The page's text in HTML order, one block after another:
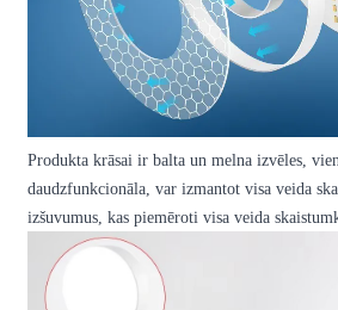
Produkta krāsai ir balta un melna izvēles,
daudzfunkcionāla, var izmantot visa veida
izšuvumus, kas piemēroti visa veida